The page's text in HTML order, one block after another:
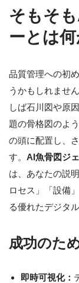
そもそ
ーとは何
品質管理への初
うかもしれませ
しば石川図や原
題の骨格図のよ
の頭に配置し、
す。 AI魚骨図ジ
は、あなたの説
ロセス」「設備
る優れたデジタ
成功のた
即時可視化：